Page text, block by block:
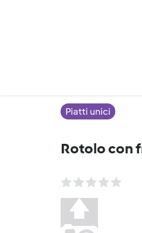
Piatti unici
Rotolo con